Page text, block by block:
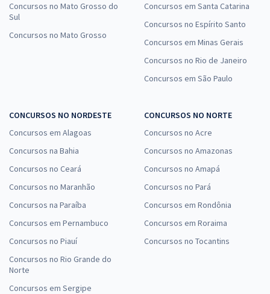
Concursos no Mato Grosso do
Sul
Concursos no Mato Grosso
Concursos em Santa Catarina
Concursos no Espírito Santo
Concursos em Minas Gerais
Concursos no Rio de Janeiro
Concursos em São Paulo
CONCURSOS NO NORDESTE
Concursos em Alagoas
Concursos na Bahia
Concursos no Ceará
Concursos no Maranhão
Concursos na Paraíba
Concursos em Pernambuco
Concursos no Piauí
Concursos no Rio Grande do
Norte
Concursos em Sergipe
CONCURSOS NO NORTE
Concursos no Acre
Concursos no Amazonas
Concursos no Amapá
Concursos no Pará
Concursos em Rondônia
Concursos em Roraima
Concursos no Tocantins